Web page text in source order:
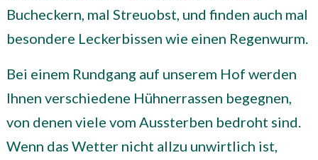
Bucheckern, mal Streuobst, und finden auch mal
besondere Leckerbissen wie einen Regenwurm.
Bei einem Rundgang auf unserem Hof werden
Ihnen verschiedene Hühnerrassen begegnen,
von denen viele vom Aussterben bedroht sind.
Wenn das Wetter nicht allzu unwirtlich ist,